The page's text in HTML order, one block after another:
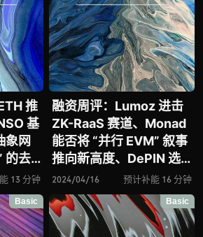
推
基
象网
的去
RaaS
化数
13 分钟
融资周评：Lumoz 进击
ZK-RaaS 赛道、Monad
能否将 “并行 EVM” 叙事
推向新高度、DePIN 选
手 Uplink 推出去中心化
无线网络、基于 “意图”
的跨链拍卖协议 Mayan
入场、L1 网络
2024/04/16 预计补能 16 分钟
Basic Basic